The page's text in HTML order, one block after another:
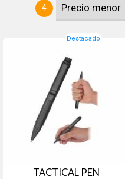
4
Destacado
TACTICAL PEN